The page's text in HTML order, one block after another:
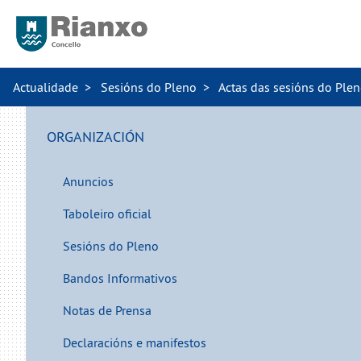
Actualidade Sesións do Pleno Actas das sesións do
ORGANIZACIÓN
Anuncios
Taboleiro oficial
Sesións do Pleno
Bandos Informativos
Notas de Prensa
Declaracións e manifestos